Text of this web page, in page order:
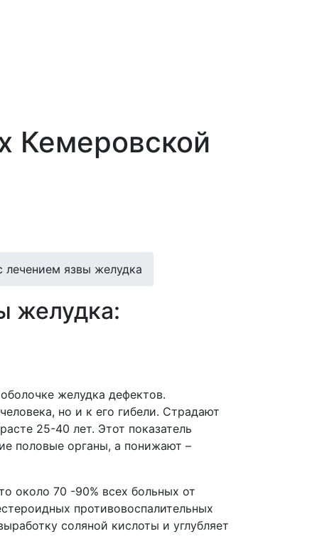
Кемеровской
лечением язвы желудка
желудка:
желудка дефектов.
но и к его гибели. Страдают
25-40 лет. Этот показатель
половые органы, а понижают –
около 70 -90% всех больных от
противовоспалительных
соляной кислоты и углубляет